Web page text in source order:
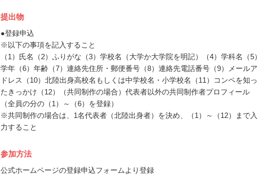
提出物
●登録申込
※以下の事項を記入すること
（1）氏名（2）ふりがな（3）学校名（大学か大学院を明記）（4）学科名（5）
学年（6）年齢（7）連絡先住所・郵便番号（8）連絡先電話番号（9）メールア
ドレス（10）北陸出身高校名もしくは中学校名・小学校名（11）コンペを知っ
たきっかけ（12）（共同制作の場合）代表者以外の共同制作者プロフィール
（全員の分の（1）～（6）を登録）
※共同制作の場合は、1名代表者（北陸出身者）を決め、（1）～（12）まで入
力すること
参加方法
公式ホームページの登録申込フォームより登録